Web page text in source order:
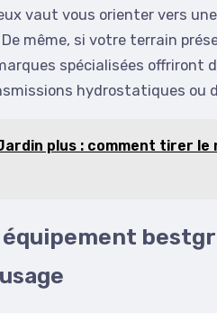
vaut vous orienter vers
même, si votre terrain
spécialisées
hydrostatiques ou
plus : comment tirer
équipement